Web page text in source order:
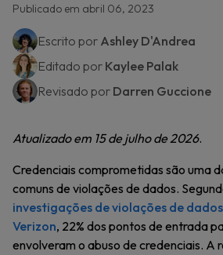
Publicado em abril 06, 2023
Escrito por Ashley D'Andrea
Editado por Kaylee Palak
Revisado por Darren Guccione
Atualizado em 15 de julho de 2026.
Credenciais comprometidas são uma
comuns de violações de dados.
investigações de violações de
Verizon, 22% dos pontos de entrada
envolveram o abuso de credenciais. A